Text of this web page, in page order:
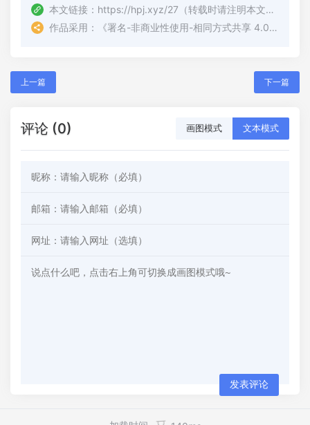
本文链接： https://hpj.xyz/27 （转载时请注明本文出处及文章链接）
作品采用：
《署名-非商业性使用-相同方式共享 4.0 国际 (CC BY-NC-SA 4.0)
上一篇 下一篇
评论 (0) 画图模式 文本模式
发表评论